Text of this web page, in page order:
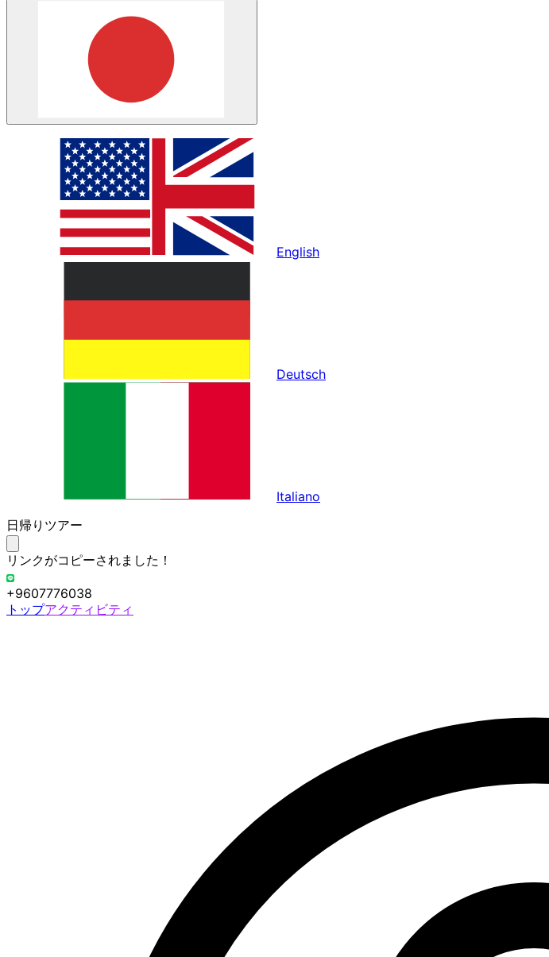
English
Deutsch
Italiano
日帰りツアー
リンクがコピーされました！
+9607776038
トップアクティビティ